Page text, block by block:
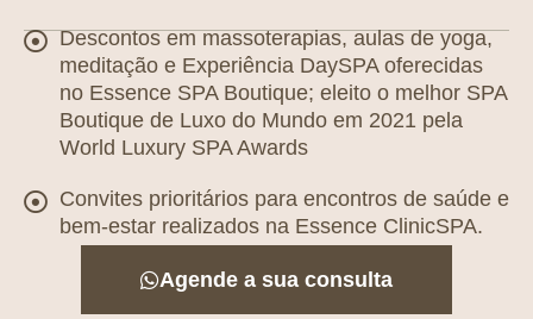
Descontos em massoterapias, aulas de yoga,
meditação e Experiência DaySPA oferecidas
no Essence SPA Boutique; eleito o melhor SPA
Boutique de Luxo do Mundo em 2021 pela
World Luxury SPA Awards
Convites prioritários para encontros de saúde e
bem-estar realizados na Essence ClinicSPA.
Agende a sua consulta